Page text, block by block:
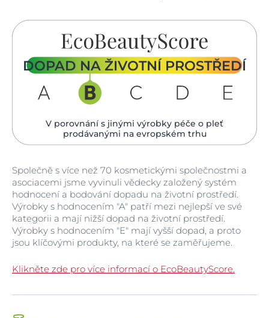
DOPAD NA ŽIVOTNÍ PROSTŘEDÍ
V porovnání s jinými výrobky péče o pleť
prodávanými na evropském trhu
Společně s více než 70 kosmetickými společnostmi a
asociacemi jsme vyvinuli vědecky založený systém
hodnocení a bodování dopadu na životní prostředí.
Výrobky s hodnocením "A" patří mezi nejlepší ve své
kategorii a mají nižší dopad na životní prostředí.
Výrobky s hodnocením "E" mají vyšší dopad, a proto
jsou klíčovými produkty, na které se zaměřujeme.
Klikněte zde pro více informací o EcoBeautyScore.